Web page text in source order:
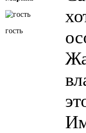
гость